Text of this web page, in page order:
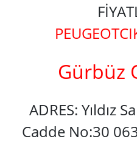
Gürbüz
ADRES: Yıldız
Cadde No:30